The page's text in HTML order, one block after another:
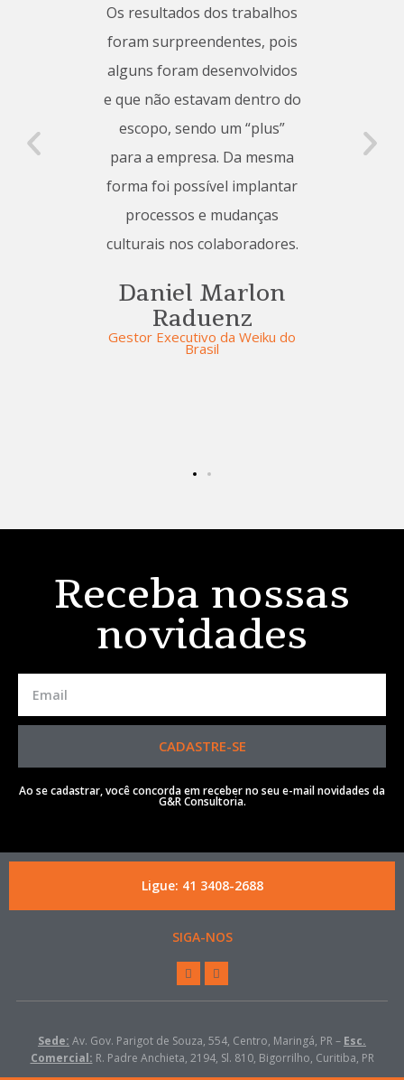
Os resultados dos trabalhos
foram surpreendentes, pois
alguns foram desenvolvidos
e que não estavam dentro do
escopo, sendo um “plus”
para a empresa. Da mesma
forma foi possível implantar
processos e mudanças
culturais nos colaboradores.
Daniel Marlon
Raduenz
Gestor Executivo da Weiku do
Através do
realizado com a
melhor resultado
observo na
conseguir separar a
FÍSICA da PESSOA
gerando uma
organização,
todas as áreas:
Uma experiência
motivadora e
Receba nossas
novidades
CADASTRE-SE
Ao se cadastrar, você concorda em receber no seu e-mail novidades da
G&R Consultoria.
Ligue: 41 3408-2688
SIGA-NOS
Sede: Av. Gov. Parigot de Souza, 554, Centro, Maringá, PR – Esc.
Comercial: R. Padre Anchieta, 2194, Sl. 810, Bigorrilho, Curitiba, PR